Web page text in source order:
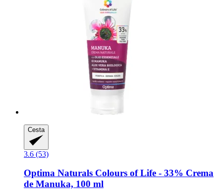
Cesta
3.6 (53)
Optima Naturals Colours of Life -​ 33% Crema
de Manuka, 100 ml